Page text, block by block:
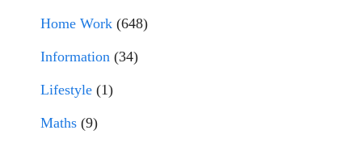
Home Work (648)
Information (34)
Lifestyle (1)
Maths (9)